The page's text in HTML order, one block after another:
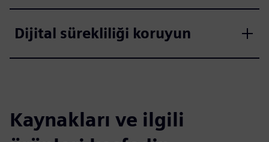
Dijital sürekliliği koruyun
Kaynakları ve ilgili